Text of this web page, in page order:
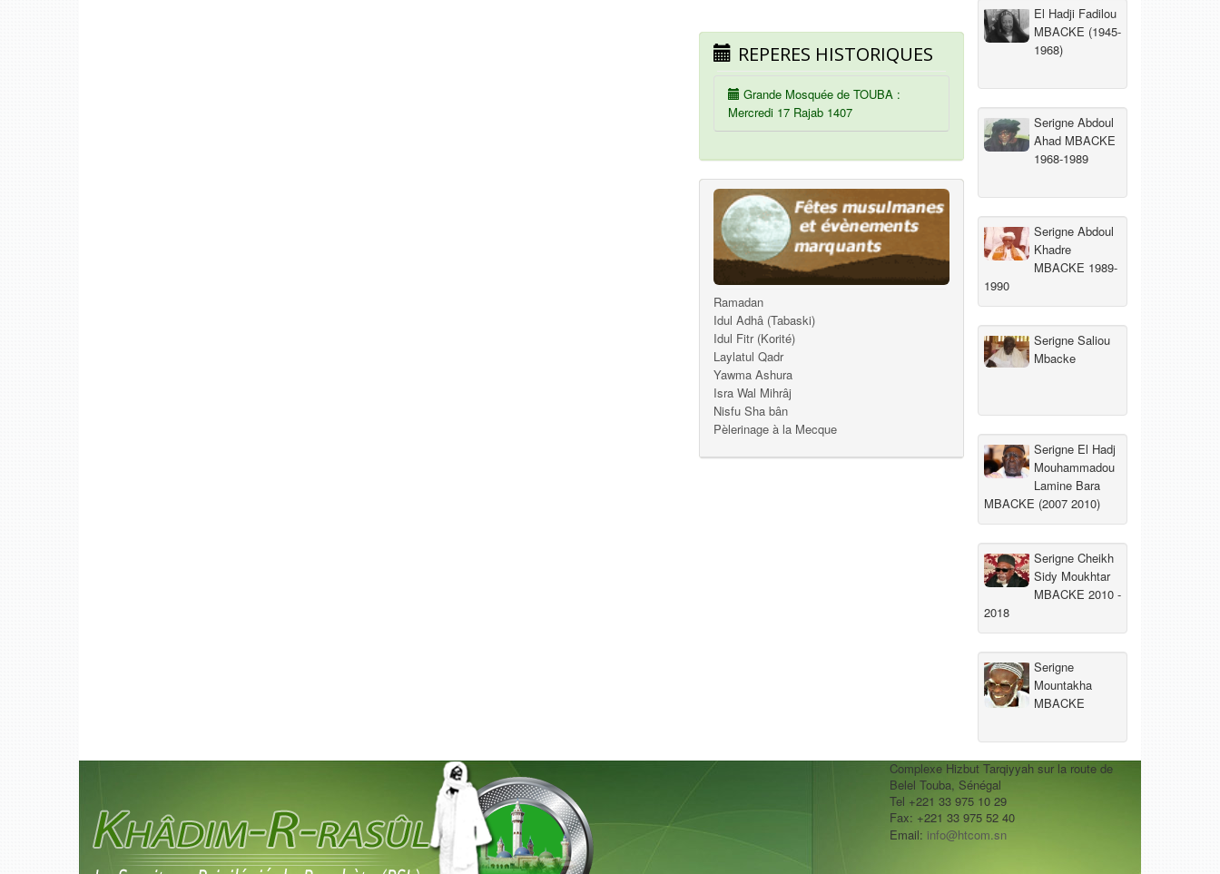
REPERES HISTORIQUES
Grande Mosquée de TOUBA :
Mercredi 17 Rajab 1407
Ramadan
Idul Adhâ (Tabaski)
Idul Fitr (Korité)
Laylatul Qadr
Yawma Ashura
Isra Wal Mihrâj
Nisfu Sha bân
Pèlerinage à la Mecque
El Hadji Fadilou
MBACKE (1945-
1968)
Serigne Abdoul
Ahad MBACKE
1968-1989
Serigne Abdoul
Khadre
MBACKE 1989-
1990
Serigne Saliou
Mbacke
Serigne El Hadj
Mouhammadou
Lamine Bara
MBACKE (2007 2010)
Serigne Cheikh
Sidy Moukhtar
MBACKE 2010 -
2018
Serigne
Mountakha
MBACKE
Complexe Hizbut Tarqiyyah sur la route de
Belel Touba, Sénégal
Tel +221 33 975 10 29
Fax: +221 33 975 52 40
Email: info@htcom.sn